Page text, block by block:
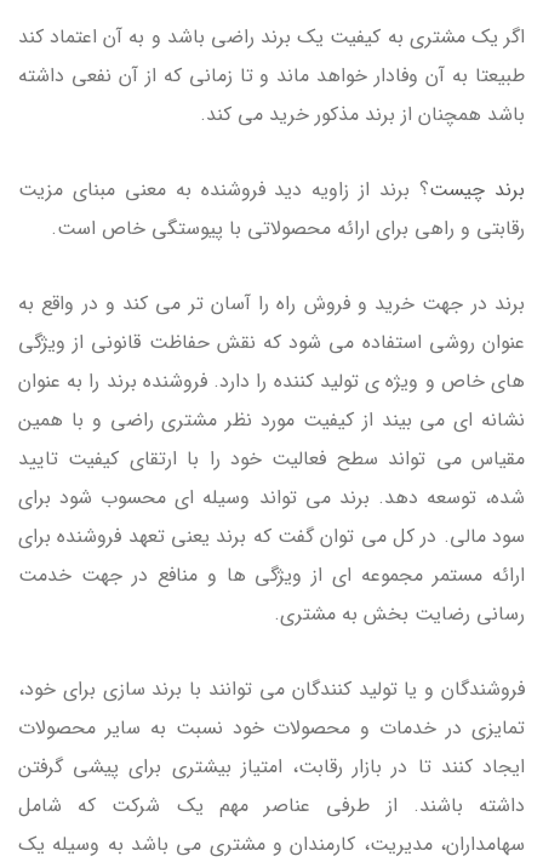
اگر یک مشتری به کیفیت یک برند راضی باشد و به آن اعتماد کند
طبیعتا به آن وفادار خواهد ماند و تا زمانی که از آن نفعی داشته
باشد همچنان از برند مذکور خرید می کند.
برند چیست؟ برند از زاویه دید فروشنده به معنی مبنای مزیت
رقابتی و راهی برای ارائه محصولاتی با پیوستگی خاص است.
برند در جهت خرید و فروش راه را آسان تر می کند و در واقع به
عنوان روشی استفاده می شود که نقش حفاظت قانونی از ویژگی
های خاص و ویژه ی تولید کننده را دارد. فروشنده برند را به عنوان
نشانه ای می بیند از کیفیت مورد نظر مشتری راضی و با همین
مقیاس می تواند سطح فعالیت خود را با ارتقای کیفیت تایید
شده، توسعه دهد. برند می تواند وسیله ای محسوب شود برای
سود مالی. در کل می توان گفت که برند یعنی تعهد فروشنده برای
ارائه مستمر مجموعه ای از ویژگی ها و منافع در جهت خدمت
رسانی رضایت بخش به مشتری.
فروشندگان و یا تولید کنندگان می توانند با برند سازی برای خود،
تمایزی در خدمات و محصولات خود نسبت به سایر محصولات
ایجاد کنند تا در بازار رقابت، امتیاز بیشتری برای پیشی گرفتن
داشته باشند. از طرفی عناصر مهم یک شرکت که شامل
سهامداران، مدیریت، کارمندان و مشتری می باشد به وسیله یک